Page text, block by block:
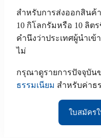
สำหรับการส่งออกสินค้
10 กิโลกรัมหรือ 10 ลิต
คำนึงว่าประเทศผู้นำเข้
ไม่
กรุณาดูรายการปัจจุบันข
ธรรมเนียม สำหรับค่าธ
ใบสมัคร